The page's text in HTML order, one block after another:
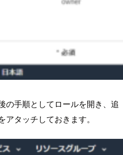
の手順としてロールを開き、追
タッチしておきます。